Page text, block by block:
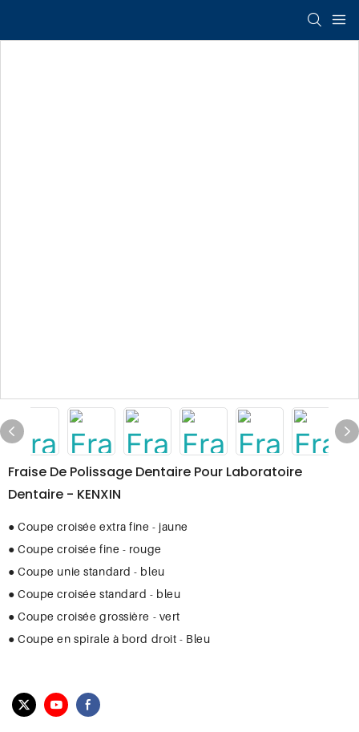
Fraise De Polissage Dentaire Pour Laboratoire
Dentaire - KENXIN
● Coupe croisée extra fine - jaune
● Coupe croisée fine - rouge
● Coupe unie standard - bleu
● Coupe croisée standard - bleu
● Coupe croisée grossière - vert
● Coupe en spirale à bord droit - Bleu